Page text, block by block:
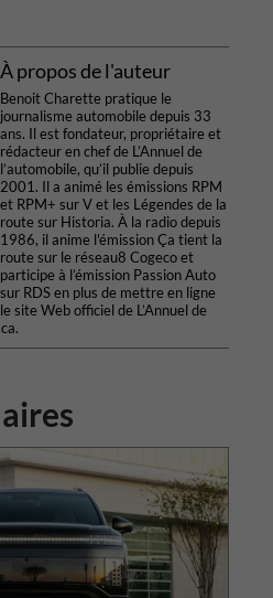
À propos de l'auteur
Benoit Charette pratique le
journalisme automobile depuis 33
ans. Il est fondateur, propriétaire et
rédacteur en chef de L’Annuel de
l’automobile, qu’il publie depuis
2001. Il a animé les émissions RPM
et RPM+ sur V et les Légendes de la
route sur Historia. À la radio depuis
1986, il anime l'émission Ça tient la
route sur le réseau8 Cogeco et
participe à l’émission Passion Auto
sur RDS en plus de mettre en ligne
le site Web officiel de L’Annuel de